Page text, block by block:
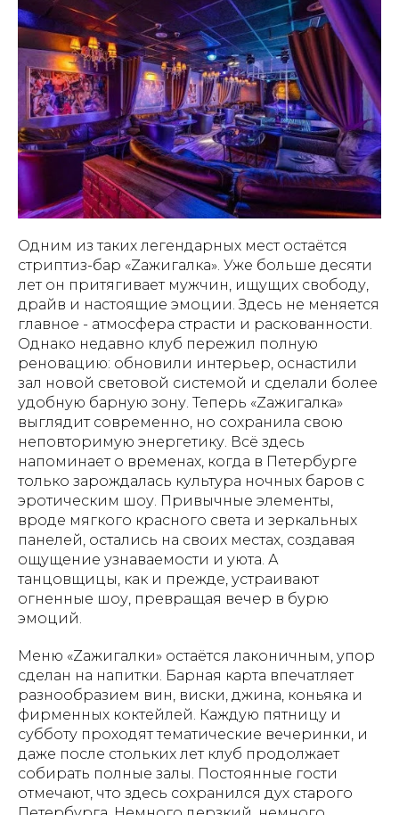
Одним из таких легендарных мест остаётся
стриптиз-бар «Zажигалка». Уже больше десяти
лет он притягивает мужчин, ищущих свободу,
драйв и настоящие эмоции. Здесь не меняется
главное - атмосфера страсти и раскованности.
Однако недавно клуб пережил полную
реновацию: обновили интерьер, оснастили
зал новой световой системой и сделали более
удобную барную зону. Теперь «Zажигалка»
выглядит современно, но сохранила свою
неповторимую энергетику. Всё здесь
напоминает о временах, когда в Петербурге
только зарождалась культура ночных баров с
эротическим шоу. Привычные элементы,
вроде мягкого красного света и зеркальных
панелей, остались на своих местах, создавая
ощущение узнаваемости и уюта. А
танцовщицы, как и прежде, устраивают
огненные шоу, превращая вечер в бурю
эмоций.
Меню «Zажигалки» остаётся лаконичным, упор
сделан на напитки. Барная карта впечатляет
разнообразием вин, виски, джина, коньяка и
фирменных коктейлей. Каждую пятницу и
субботу проходят тематические вечеринки, и
даже после стольких лет клуб продолжает
собирать полные залы. Постоянные гости
отмечают, что здесь сохранился дух старого